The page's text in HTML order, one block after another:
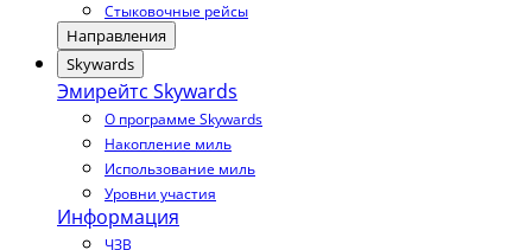
Стыковочные рейсы
Направления
Skywards
Эмирейтс Skywards
О программе Skywards
Накопление миль
Использование миль
Уровни участия
Информация
ЧЗВ